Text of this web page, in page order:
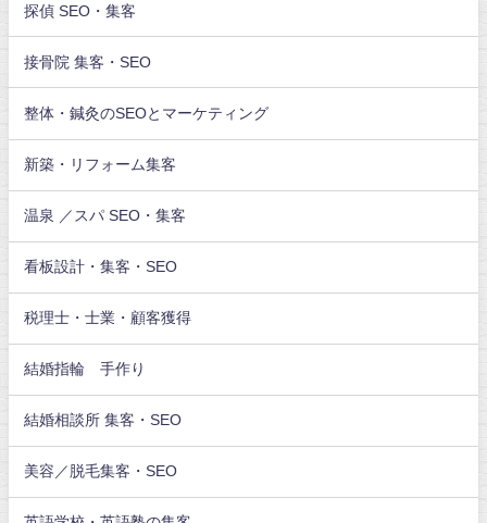
探偵 SEO・集客
接骨院 集客・SEO
整体・鍼灸のSEOとマーケティング
新築・リフォーム集客
温泉 ／スパ SEO・集客
看板設計・集客・SEO
税理士・士業・顧客獲得
結婚指輪 手作り
結婚相談所 集客・SEO
美容／脱毛集客・SEO